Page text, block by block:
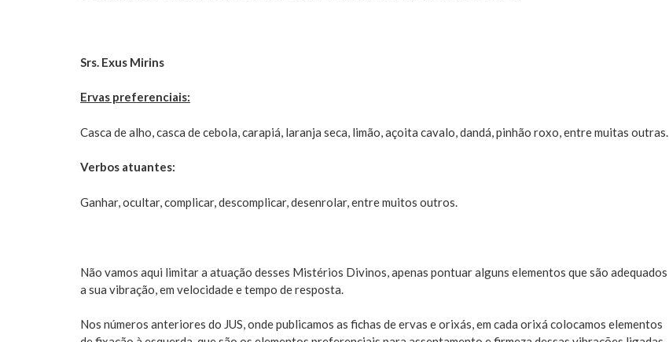
Srs. Exus Mirins
Ervas preferenciais:
Casca de alho, casca de cebola, carapiá, laranja seca, limão, açoita cavalo, dandá, pinhão roxo, entre muitas outras.
Verbos atuantes:
Ganhar, ocultar, complicar, descomplicar, desenrolar, entre muitos outros.
Não vamos aqui limitar a atuação desses Mistérios Divinos, apenas pontuar alguns elementos que são adequados
a sua vibração, em velocidade e tempo de resposta.
Nos números anteriores do JUS, onde publicamos as fichas de ervas e orixás, em cada orixá colocamos elementos